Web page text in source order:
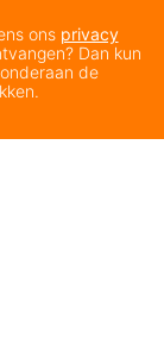
ons privacy
Dan kun
de